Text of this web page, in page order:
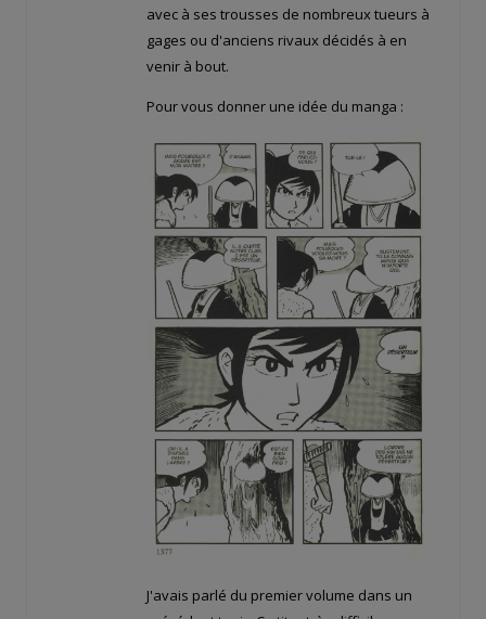
avec à ses trousses de nombreux tueurs à
gages ou d'anciens rivaux décidés à en
venir à bout.
Pour vous donner une idée du manga :
J'avais parlé du premier volume dans un